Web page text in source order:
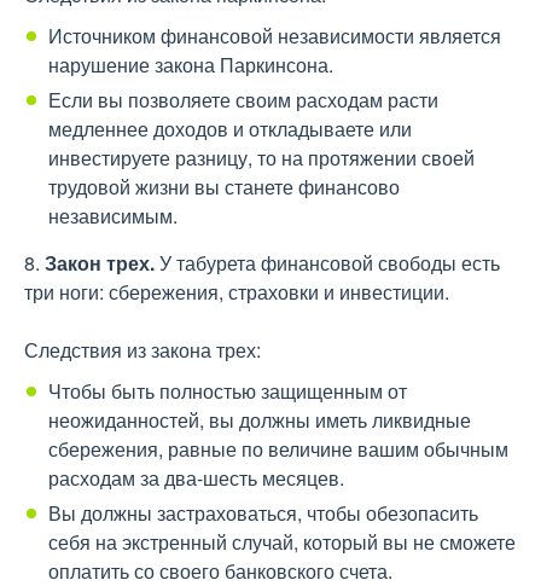
Источником финансовой независимости является
нарушение закона Паркинсона.
Если вы позволяете своим расходам расти
медленнее доходов и откладываете или
инвестируете разницу, то на протяжении своей
трудовой жизни вы станете финансово
независимым.
8. Закон трех.У табурета финансовой свободы есть
три ноги: сбережения, страховки и инвестиции.
Следствия из закона трех:
Чтобы быть полностью защищенным от
неожиданностей, вы должны иметь ликвидные
сбережения, равные по величине вашим обычным
расходам за два-шесть месяцев.
Вы должны застраховаться, чтобы обезопасить
себя на экстренный случай, который вы не сможете
оплатить со своего банковского счета.